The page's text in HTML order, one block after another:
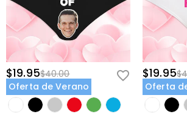
$19.95$40.00
Oferta de Verano
$19.95
Oferta